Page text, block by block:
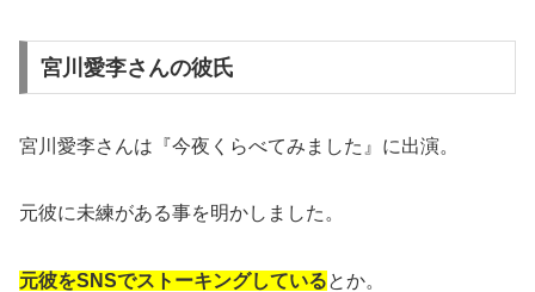
宮川愛李さんの彼氏
宮川愛李さんは『今夜くらべてみました』に出演。
元彼に未練がある事を明かしました。
元彼をSNSでストーキングしているとか。